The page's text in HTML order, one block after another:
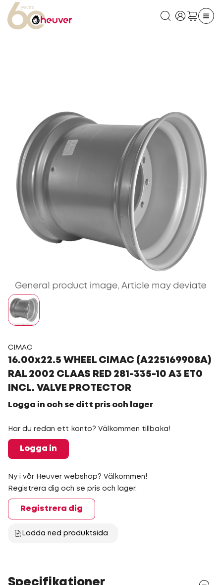
CIMAC
16.00x22.5 WHEEL CIMAC (A225169908A)
RAL 2002 CLAAS RED 281-335-10 A3 ET0
INCL. VALVE PROTECTOR
Logga in och se ditt pris och lager
Har du redan ett konto? Välkommen tillbaka!
Logga in
Ny i vår Heuver webshop? Välkommen!
Registrera dig och se pris och lager.
Registrera dig
Ladda ned produktsida
Specifikationer